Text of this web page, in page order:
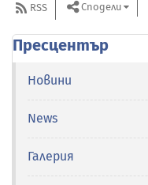
RSS Сподели
Пресцентър
Новини
News
Галерия